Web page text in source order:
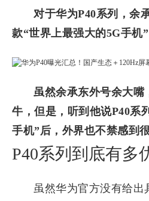
对于华为P40系列，余
款“世界上最强大的5G手机”
虽然余承东外号余大嘴
牛，但是，听到他说P40系
手机”后，外界也不禁感到很
P40系列到底有多
虽然华为官方没有给出